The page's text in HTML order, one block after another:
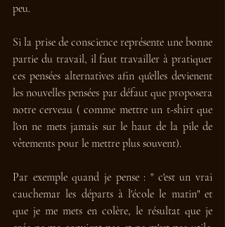
peu.
Si la prise de conscience représente une bonne
partie du travail, il faut travailler à pratiquer
ces pensées alternatives afin qu'elles devienent
les nouvelles pensées par défaut que proposera
notre cerveau ( comme mettre un t-shirt que
l'on ne mets jamais sur le haut de la pile de
vêtements pour le mettre plus souvent).
Par exemple quand je pense : " c'est un vrai
cauchemar les départs à l'école le matin" et
que je me mets en colère, le résultat que je